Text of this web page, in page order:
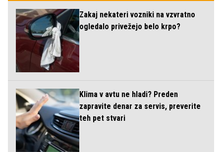
Zakaj nekateri vozniki na vzvratno
ogledalo privežejo belo krpo?
Klima v avtu ne hladi? Preden
zapravite denar za servis, preverite
teh pet stvari